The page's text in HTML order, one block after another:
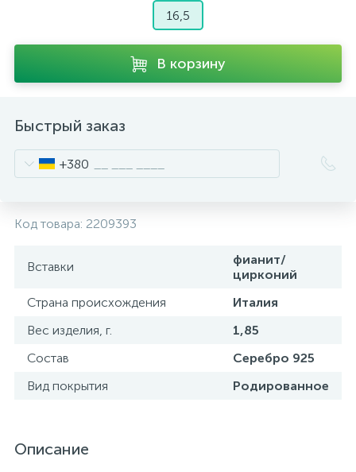
16,5
В корзину
Быстрый заказ
+380
Код товара: 2209393
Вставки
фианит/
цирконий
Страна происхождения
Италия
Вес изделия, г.
1,85
Состав
Серебро 925
Вид покрытия
Родированное
Описание